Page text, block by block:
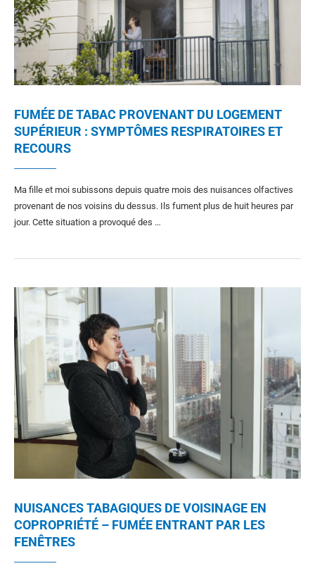
FUMÉE DE TABAC PROVENANT DU LOGEMENT
SUPÉRIEUR : SYMPTÔMES RESPIRATOIRES ET
RECOURS
Ma fille et moi subissons depuis quatre mois des nuisances olfactives
provenant de nos voisins du dessus. Ils fument plus de huit heures par
jour. Cette situation a provoqué des …
NUISANCES TABAGIQUES DE VOISINAGE EN
COPROPRIÉTÉ – FUMÉE ENTRANT PAR LES
FENÊTRES